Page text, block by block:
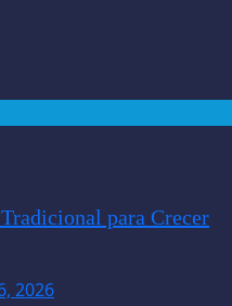
para Crecer
2026